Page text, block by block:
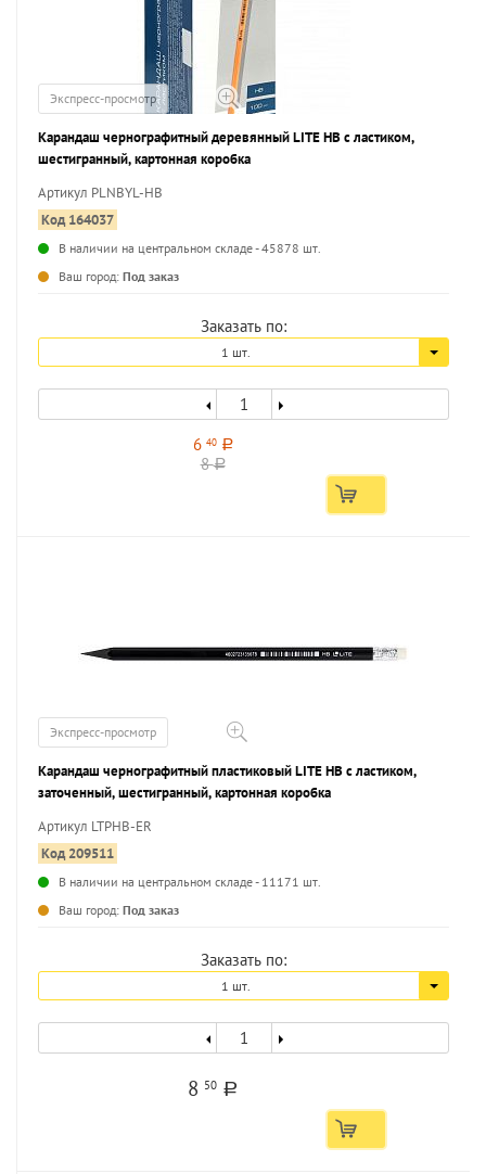
Экспресс-просмотр
Карандаш чернографитный деревянный LITE НВ с ластиком,
шестигранный, картонная коробка
Артикул PLNBYL-HB
Код 164037
В наличии на центральном складе - 45878 шт.
Ваш город: Под заказ
Заказать по:
1 шт.
6 40 a
8a
Экспресс-просмотр
Карандаш чернографитный пластиковый LITE НВ с ластиком,
заточенный, шестигранный, картонная коробка
Артикул LTPHB-ER
Код 209511
В наличии на центральном складе - 11171 шт.
Ваш город: Под заказ
Заказать по:
1 шт.
8 50 a